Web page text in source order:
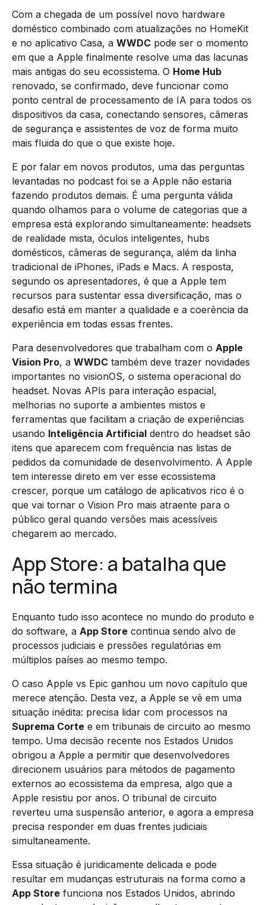
Com a chegada de um possível novo hardware
doméstico combinado com atualizações no HomeKit
e no aplicativo Casa, a WWDC pode ser o momento
em que a Apple finalmente resolve uma das lacunas
mais antigas do seu ecossistema. O Home Hub
renovado, se confirmado, deve funcionar como
ponto central de processamento de IA para todos os
dispositivos da casa, conectando sensores, câmeras
de segurança e assistentes de voz de forma muito
mais fluida do que o que existe hoje.
E por falar em novos produtos, uma das perguntas
levantadas no podcast foi se a Apple não estaria
fazendo produtos demais. É uma pergunta válida
quando olhamos para o volume de categorias que a
empresa está explorando simultaneamente: headsets
de realidade mista, óculos inteligentes, hubs
domésticos, câmeras de segurança, além da linha
tradicional de iPhones, iPads e Macs. A resposta,
segundo os apresentadores, é que a Apple tem
recursos para sustentar essa diversificação, mas o
desafio está em manter a qualidade e a coerência da
experiência em todas essas frentes.
Para desenvolvedores que trabalham com o Apple
Vision Pro, a WWDC também deve trazer novidades
importantes no visionOS, o sistema operacional do
headset. Novas APIs para interação espacial,
melhorias no suporte a ambientes mistos e
ferramentas que facilitam a criação de experiências
usando Inteligência Artificial dentro do headset são
itens que aparecem com frequência nas listas de
pedidos da comunidade de desenvolvimento. A Apple
tem interesse direto em ver esse ecossistema
crescer, porque um catálogo de aplicativos rico é o
que vai tornar o Vision Pro mais atraente para o
público geral quando versões mais acessíveis
chegarem ao mercado.
App Store: a batalha que
não termina
Enquanto tudo isso acontece no mundo do produto e
do software, a App Store continua sendo alvo de
processos judiciais e pressões regulatórias em
múltiplos países ao mesmo tempo.
O caso Apple vs Epic ganhou um novo capítulo que
merece atenção. Desta vez, a Apple se vê em uma
situação inédita: precisa lidar com processos na
Suprema Corte e em tribunais de circuito ao mesmo
tempo. Uma decisão recente nos Estados Unidos
obrigou a Apple a permitir que desenvolvedores
direcionem usuários para métodos de pagamento
externos ao ecossistema da empresa, algo que a
Apple resistiu por anos. O tribunal de circuito
reverteu uma suspensão anterior, e agora a empresa
precisa responder em duas frentes judiciais
simultaneamente.
Essa situação é juridicamente delicada e pode
resultar em mudanças estruturais na forma como a
App Store funciona nos Estados Unidos, abrindo